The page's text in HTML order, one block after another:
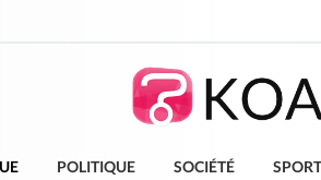
POLITIQUE SOCIÉTÉ SPORT